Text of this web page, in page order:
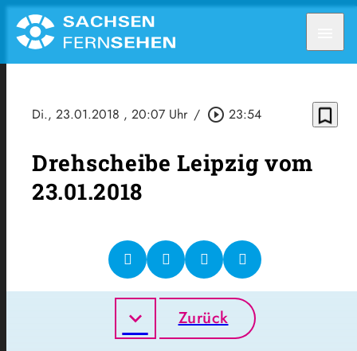
Di., 23.01.2018 , 20:07 Uhr / play_circle_outline 23:54 bookmark_border
Drehscheibe Leipzig vom
23.01.2018
Zurück